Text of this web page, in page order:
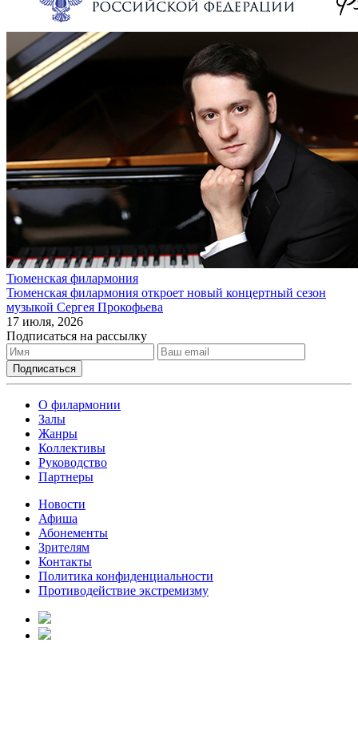
Тюменская филармония
Тюменская филармония откроет новый концертный сезон
музыкой Сергея Прокофьева
17 июля, 2026
Подписаться на рассылку
О филармонии
Залы
Жанры
Коллективы
Руководство
Партнеры
Новости
Афиша
Абонементы
Зрителям
Контакты
Политика конфиденциальности
Противодействие экстремизму